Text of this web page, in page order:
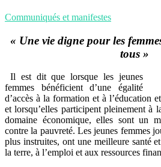
Communiqués et manifestes
« Une vie digne pour les
tous »
Il est dit que lorsque les jeunes
femmes bénéficient d’une égalité
d’accès à la formation et à l’éducation
et lorsqu’elles participent pleinement à
domaine économique, elles sont un
contre la pauvreté. Les jeunes femmes
plus instruites, ont une meilleure santé
la terre, à l’emploi et aux ressources